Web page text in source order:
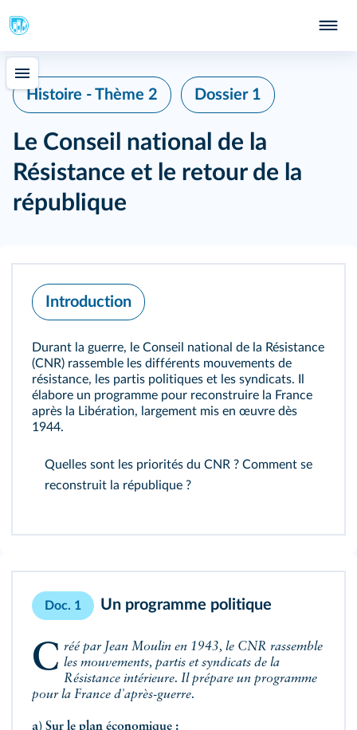
Histoire - Thème 2 Dossier 1
Le Conseil national de la
Résistance et le retour de la
république
Introduction
Durant la guerre, le Conseil national de la Résistance
(CNR) rassemble les différents mouvements de
résistance, les partis politiques et les syndicats. Il
élabore un programme pour reconstruire la France
après la Libération, largement mis en œuvre dès
1944.
Quelles sont les priorités du CNR ? Comment se
reconstruit la république ?
Doc. 1 Un programme politique
Créé par Jean Moulin en 1943, le CNR rassemble les mouvements, partis et syndicats de la
Résistance intérieure. Il prépare un programme
pour la France d'après-guerre.
a) Sur le plan économique :